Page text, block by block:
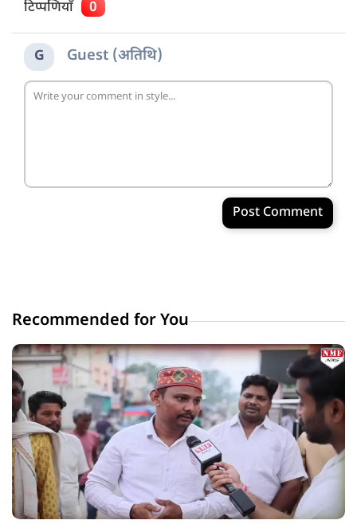
टिप्पणियाँ 0
G Guest (अतिथि)
Post Comment
Recommended for You